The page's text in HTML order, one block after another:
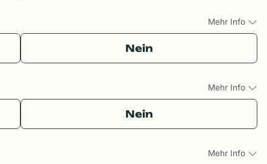
Mehr Info
Nein
Mehr Info
Nein
Mehr Info